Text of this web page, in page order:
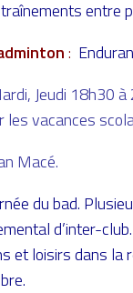
entre
:
Jeudi 18h30
vacances
Macé.
du bad.
d’inter-
et loisirs dans la